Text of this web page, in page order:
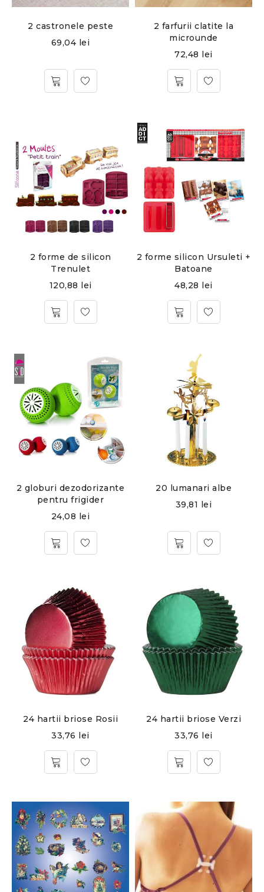
2 castronele peste
69,04 lei
2 farfurii clatite la
microunde
72,48 lei
2 forme de silicon
Trenulet
120,88 lei
2 forme silicon Ursuleti +
Batoane
48,28 lei
2 globuri dezodorizante
pentru frigider
24,08 lei
20 lumanari albe
39,81 lei
24 hartii briose Rosii
33,76 lei
24 hartii briose Verzi
33,76 lei